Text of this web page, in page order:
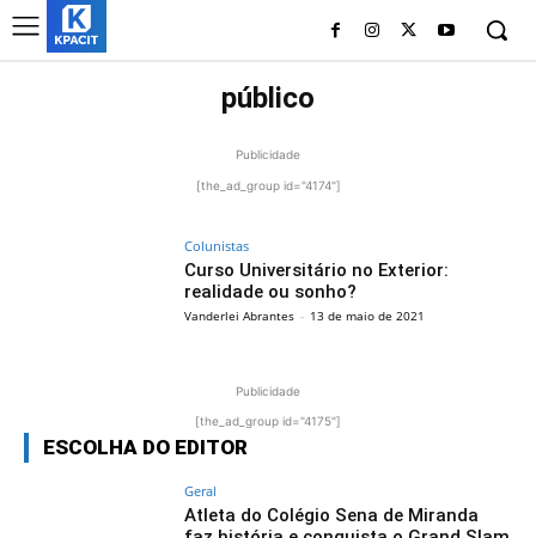
público
Publicidade
[the_ad_group id="4174"]
Colunistas
Curso Universitário no Exterior:
realidade ou sonho?
Vanderlei Abrantes - 13 de maio de 2021
Publicidade
[the_ad_group id="4175"]
ESCOLHA DO EDITOR
Geral
Atleta do Colégio Sena de Miranda